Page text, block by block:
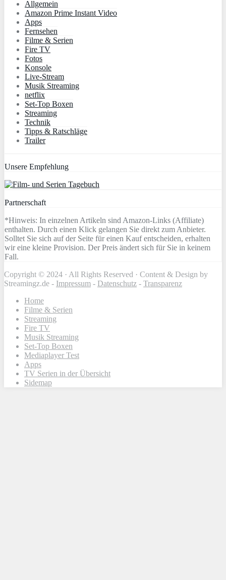
Allgemein
Amazon Prime Instant Video
Apps
Fernsehen
Filme & Serien
Fire TV
Fotos
Konsole
Live-Stream
Musik Streaming
netflix
Set-Top Boxen
Streaming
Technik
Tipps & Ratschläge
Trailer
Unsere Empfehlung
Partnerschaft
*Hinweis: In einzelnen Artikeln sind Amazon-Links (Affiliate)
enthalten. Durch einen Klick gelangen Sie direkt zum Anbieter.
Solltet Sie sich auf der Seite für einen Kauf entscheiden, erhalten
wir eine kleine Provision. Der Preis ändert sich für Sie in keinem
Fall.
Copyright © 2024 · All Rights Reserved · Content & Design by
Streamingz.de - Impressum - Datenschutz - Transparenz
Home
Filme & Serien
Streaming
Fire TV
Musik Streaming
Set-Top Boxen
Mediaplayer Test
Apps
TV Serien in der Übersicht
Sidemap